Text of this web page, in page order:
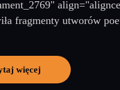
fragmenty utworów
więcej